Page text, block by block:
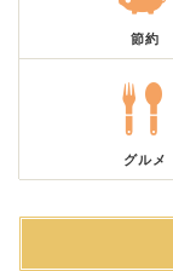
節約
グルメ